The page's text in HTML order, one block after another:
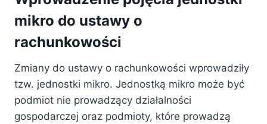
mikro do ustawy o
rachunkowości
Zmiany do ustawy o rachunkowości wprowadziły
tzw. jednostki mikro. Jednostką mikro może być
podmiot nie prowadzący działalności
gospodarczej oraz podmioty, które prowadzą